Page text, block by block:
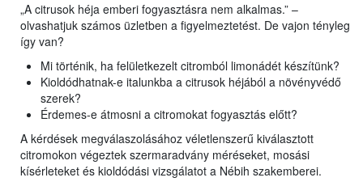
„A citrusok héja emberi fogyasztásra nem alkalmas.” –
olvashatjuk számos üzletben a figyelmeztetést. De vajon tényleg
így van?
Mi történik, ha felületkezelt citromból limonádét készítünk?
Kioldódhatnak-e italunkba a citrusok héjából a növényvédő
szerek?
Érdemes-e átmosni a citromokat fogyasztás előtt?
A kérdések megválaszolásához véletlenszerű kiválasztott
citromokon végeztek szermaradvány méréseket, mosási
kísérleteket és kioldódási vizsgálatot a Nébih szakemberei.